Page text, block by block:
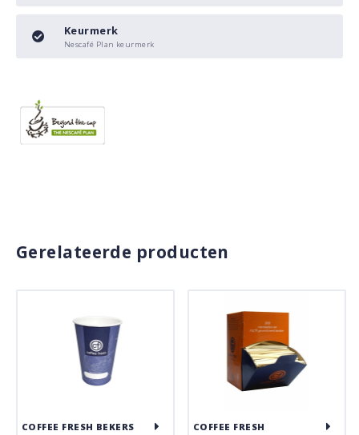
Keurmerk
Nescafé Plan keurmerk
Gerelateerde producten
COFFEE FRESH BEKERS
COFFEE FRESH